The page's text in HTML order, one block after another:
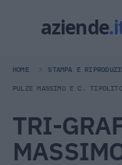
HOME STAMPA E
PULZE MASSIMO E C.
TRI-